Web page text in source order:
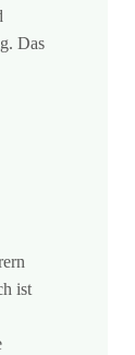
Das
ist